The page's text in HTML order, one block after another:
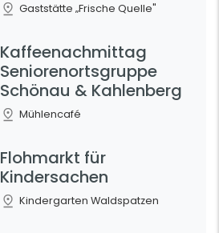
Gaststätte „Frische Quelle"
Kaffeenachmittag
Seniorenortsgruppe
Schönau & Kahlenberg
Mühlencafé
Flohmarkt für
Kindersachen
Kindergarten Waldspatzen